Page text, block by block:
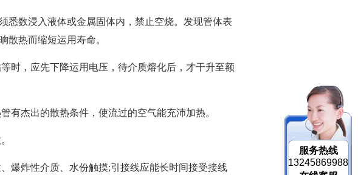
悉数浸入液体或金属固体内，禁止空烧。发现管体表
散热而缩短运用寿命。
时，应先下降运用电压，待介质熔化后，才干升至额
有杰出的散热条件，使流过的空气能充沛加热。
爆炸性介质、水份触摸;引接线应能长时间接受接线
服务热线
13245869988